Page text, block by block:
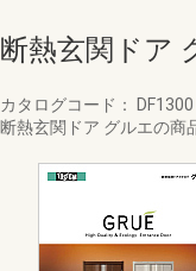
断熱玄関ドア
カタログコード： DF1300
断熱玄関ドア グルエの商